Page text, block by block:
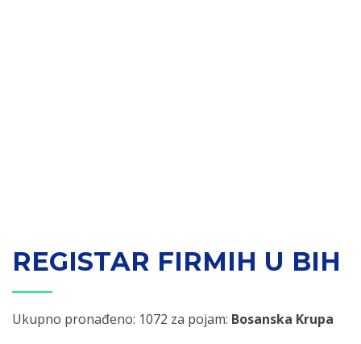
REGISTAR FIRMIH U BIH
Ukupno pronađeno: 1072 za pojam: Bosanska Krupa